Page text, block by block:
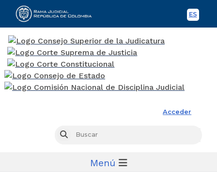
ES
Acceder
Buscar
Menú